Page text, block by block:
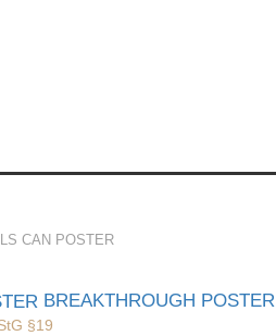
CAN POSTER
BREAKTHROUGH POSTER
§19